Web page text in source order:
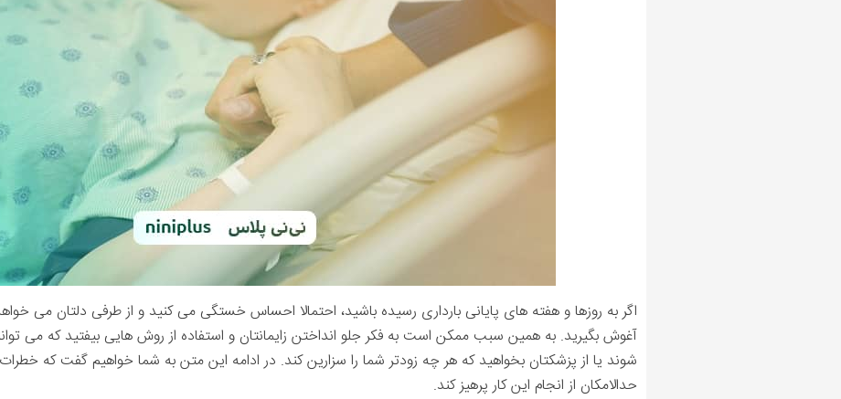
اگر به روزها و هفته های پایانی بارداری رسیده باشید، احتمالا احساس خستگی می کنید و از طرفی دلتان می
آغوش بگیرید. به همین سبب ممکن است به فکر جلو انداختن زایمانتان و استفاده از روش هایی بیفتید که می
شوند یا از پزشکتان بخواهید که هر چه زودتر شما را سزارین کند. در ادامه این متن به شما خواهیم گفت که
حدالامکان از انجام این کار پرهیز کند.